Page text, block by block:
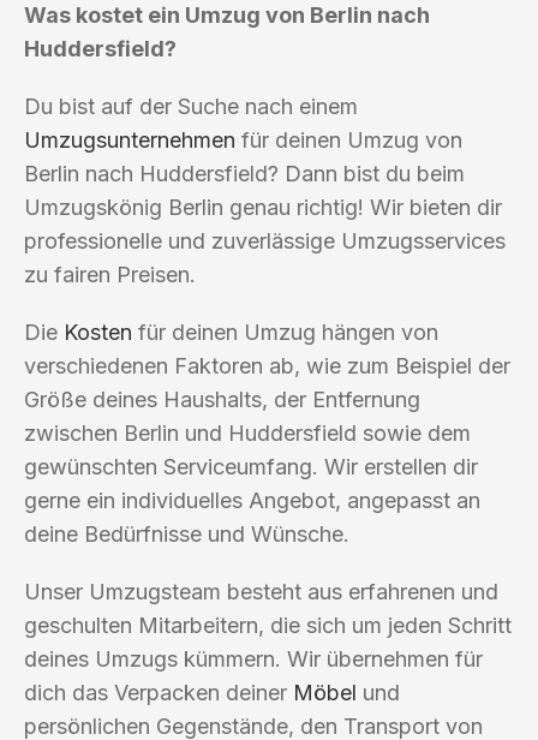
Was kostet ein Umzug von Berlin nach
Huddersfield?
Du bist auf der Suche nach einem
Umzugsunternehmen für deinen Umzug von
Berlin nach Huddersfield? Dann bist du beim
Umzugskönig Berlin genau richtig! Wir bieten dir
professionelle und zuverlässige Umzugsservices
zu fairen Preisen.
Die Kosten für deinen Umzug hängen von
verschiedenen Faktoren ab, wie zum Beispiel der
Größe deines Haushalts, der Entfernung
zwischen Berlin und Huddersfield sowie dem
gewünschten Serviceumfang. Wir erstellen dir
gerne ein individuelles Angebot, angepasst an
deine Bedürfnisse und Wünsche.
Unser Umzugsteam besteht aus erfahrenen und
geschulten Mitarbeitern, die sich um jeden Schritt
deines Umzugs kümmern. Wir übernehmen für
dich das Verpacken deiner Möbel und
persönlichen Gegenstände, den Transport von